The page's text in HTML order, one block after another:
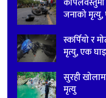
जनाको
स्कर्पियो र
मृत्यु, एक
सुरही
मृत्यु